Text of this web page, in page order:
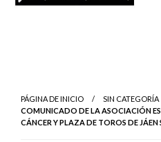
PÁGINA DE INICIO
SIN CATEGORÍA
COMUNICADO DE LA ASOCIACIÓN
CÁNCER Y PLAZA DE TOROS DE JÁEN